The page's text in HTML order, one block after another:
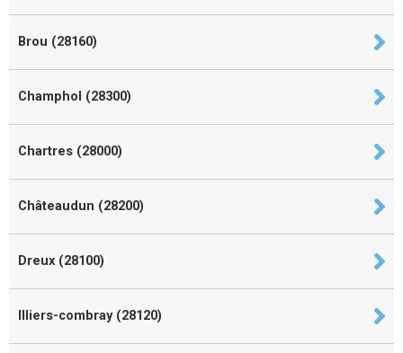
Brou (28160)
Champhol (28300)
Chartres (28000)
Châteaudun (28200)
Dreux (28100)
Illiers-combray (28120)